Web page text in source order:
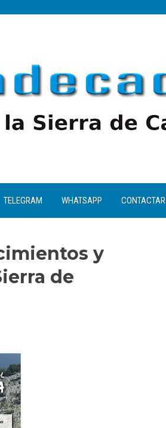
TELEGRAM WHATSAPP CONTACTAR
y
de